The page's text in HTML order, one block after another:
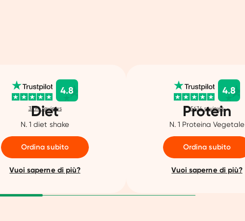
4.8
3294 reviews
Diet
N. 1 diet shake
Ordina subito
Vuoi saperne di più?
4.8
5634 reviews
Protein
N. 1 Proteina Vegetale
Ordina subito
Vuoi saperne di più?